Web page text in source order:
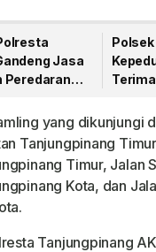
Jasa
Peredaran
yang dikunjungi
Tanjungpinang
Timur, Jalan
Kota, dan
Tanjungpinang